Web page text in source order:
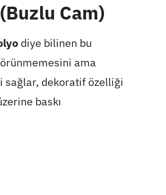
Cam)
diye bilinen bu
ama
sağlar, dekoratif özelliği
baskı